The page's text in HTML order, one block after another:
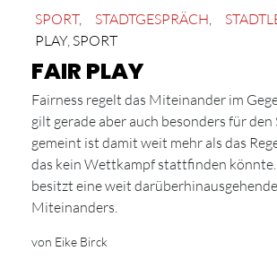
SPORT, STADTGESPRÄCH
PLAY, SPORT
FAIR PLAY
Fairness regelt das Miteinander im
gilt gerade aber auch besonders für den
gemeint ist damit weit mehr als das
das kein Wettkampf stattfinden
besitzt eine weit
Miteinanders.
von Eike Birck